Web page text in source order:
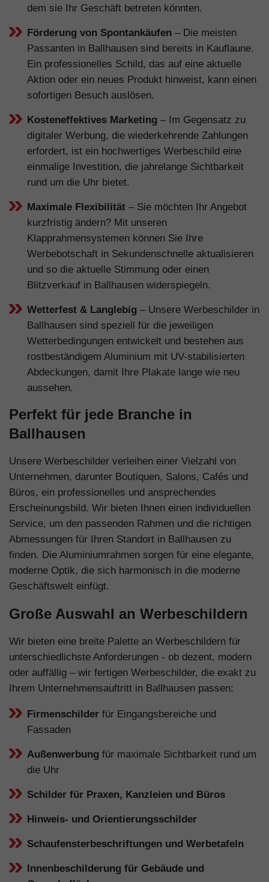
dem sie Ihr Geschäft betreten könnten.
Förderung von Spontankäufen – Die meisten
Passanten in Ballhausen sind bereits in Kauflaune.
Ein professionelles Schild, das auf eine aktuelle
Aktion oder ein neues Produkt hinweist, kann einen
sofortigen Besuch auslösen.
Kosteneffektives Marketing – Im Gegensatz zu
digitaler Werbung, die wiederkehrende Zahlungen
erfordert, ist ein hochwertiges Werbeschild eine
einmalige Investition, die jahrelange Sichtbarkeit
rund um die Uhr bietet.
Maximale Flexibilität – Sie möchten Ihr Angebot
kurzfristig ändern? Mit unseren
Klapprahmensystemen können Sie Ihre
Werbebotschaft in Sekundenschnelle aktualisieren
und so die aktuelle Stimmung oder einen
Blitzverkauf in Ballhausen widerspiegeln.
Wetterfest & Langlebig – Unsere Werbeschilder in
Ballhausen sind speziell für die jeweiligen
Wetterbedingungen entwickelt und bestehen aus
rostbeständigem Aluminium mit UV-stabilisierten
Abdeckungen, damit Ihre Plakate lange wie neu
aussehen.
Perfekt für jede Branche in
Ballhausen
Unsere Werbeschilder verleihen einer Vielzahl von
Unternehmen, darunter Boutiquen, Salons, Cafés und
Büros, ein professionelles und ansprechendes
Erscheinungsbild. Wir bieten Ihnen einen individuellen
Service, um den passenden Rahmen und die richtigen
Abmessungen für Ihren Standort in Ballhausen zu
finden. Die Aluminiumrahmen sorgen für eine elegante,
moderne Optik, die sich harmonisch in die moderne
Geschäftswelt einfügt.
Große Auswahl an Werbeschildern
Wir bieten eine breite Palette an Werbeschildern für
unterschiedlichste Anforderungen - ob dezent, modern
oder auffällig – wir fertigen Werbeschilder, die exakt zu
Ihrem Unternehmensauftritt in Ballhausen passen:
Firmenschilder für Eingangsbereiche und
Fassaden
Außenwerbung für maximale Sichtbarkeit rund um
die Uhr
Schilder für Praxen, Kanzleien und Büros
Hinweis- und Orientierungsschilder
Schaufensterbeschriftungen und Werbetafeln
Innenbeschilderung für Gebäude und